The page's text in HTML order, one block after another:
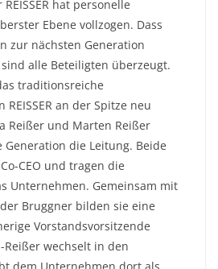
hat personelle
Ebene vollzogen. Dass
zur nächsten Generation
alle Beteiligten überzeugt.
traditionsreiche
an der Spitze neu
Reißer und Marten Reißer
die Leitung. Beide
CEO und tragen die
Unternehmen. Gemeinsam mit
Bruggner bilden sie eine
Vorstandsvorsitzende
wechselt in den
dem Unternehmen dort als